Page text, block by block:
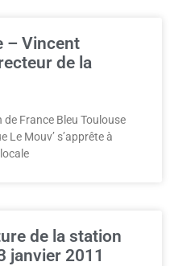
– Vincent
de la
France Bleu Toulouse
Le Mouv’ s’apprête à
de la station
janvier 2011